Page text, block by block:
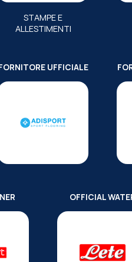
STAMPE E
ALLESTIMENTI
UFFICIALE
OFFICIAL